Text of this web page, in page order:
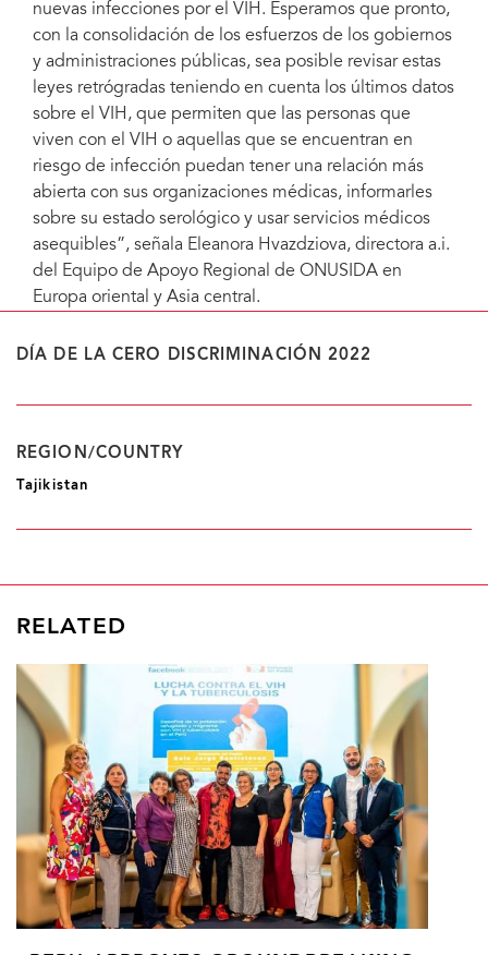
nuevas infecciones por el VIH. Esperamos que pronto,
con la consolidación de los esfuerzos de los gobiernos
y administraciones públicas, sea posible revisar estas
leyes retrógradas teniendo en cuenta los últimos datos
sobre el VIH, que permiten que las personas que
viven con el VIH o aquellas que se encuentran en
riesgo de infección puedan tener una relación más
abierta con sus organizaciones médicas, informarles
sobre su estado serológico y usar servicios médicos
asequibles”, señala Eleanora Hvazdziova, directora a.i.
del Equipo de Apoyo Regional de ONUSIDA en
Europa oriental y Asia central.
DÍA DE LA CERO DISCRIMINACIÓN 2022
REGION/COUNTRY
Tajikistan
RELATED